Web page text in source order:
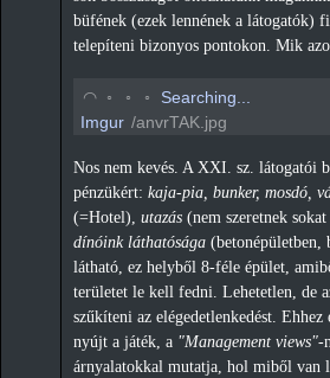
büfének (ezek lennének a látogatók)
telepíteni bizonyos pontokon. Mik
◡ ◦ ◦ ◦
Searching...
Imgur /anvrTAK.jpg
Nos nem kevés. A XXI. sz. látogatói
pénzükért: kaja-pia, bunker, mosdó,
(=Hotel), utazás (nem szeretnek
dínóink láthatósága
látható, ez helyből 8-féle épület,
területet le kell fedni. Lehetetlen, de
szűkíteni az elégedetlenkedést. Ehhez
nyújt a játék, a "Management views"-
árnyalatokkal mutatja, hol miből van